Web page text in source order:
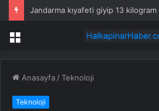
Menü
Anasayfa /Teknoloji
Teknoloji